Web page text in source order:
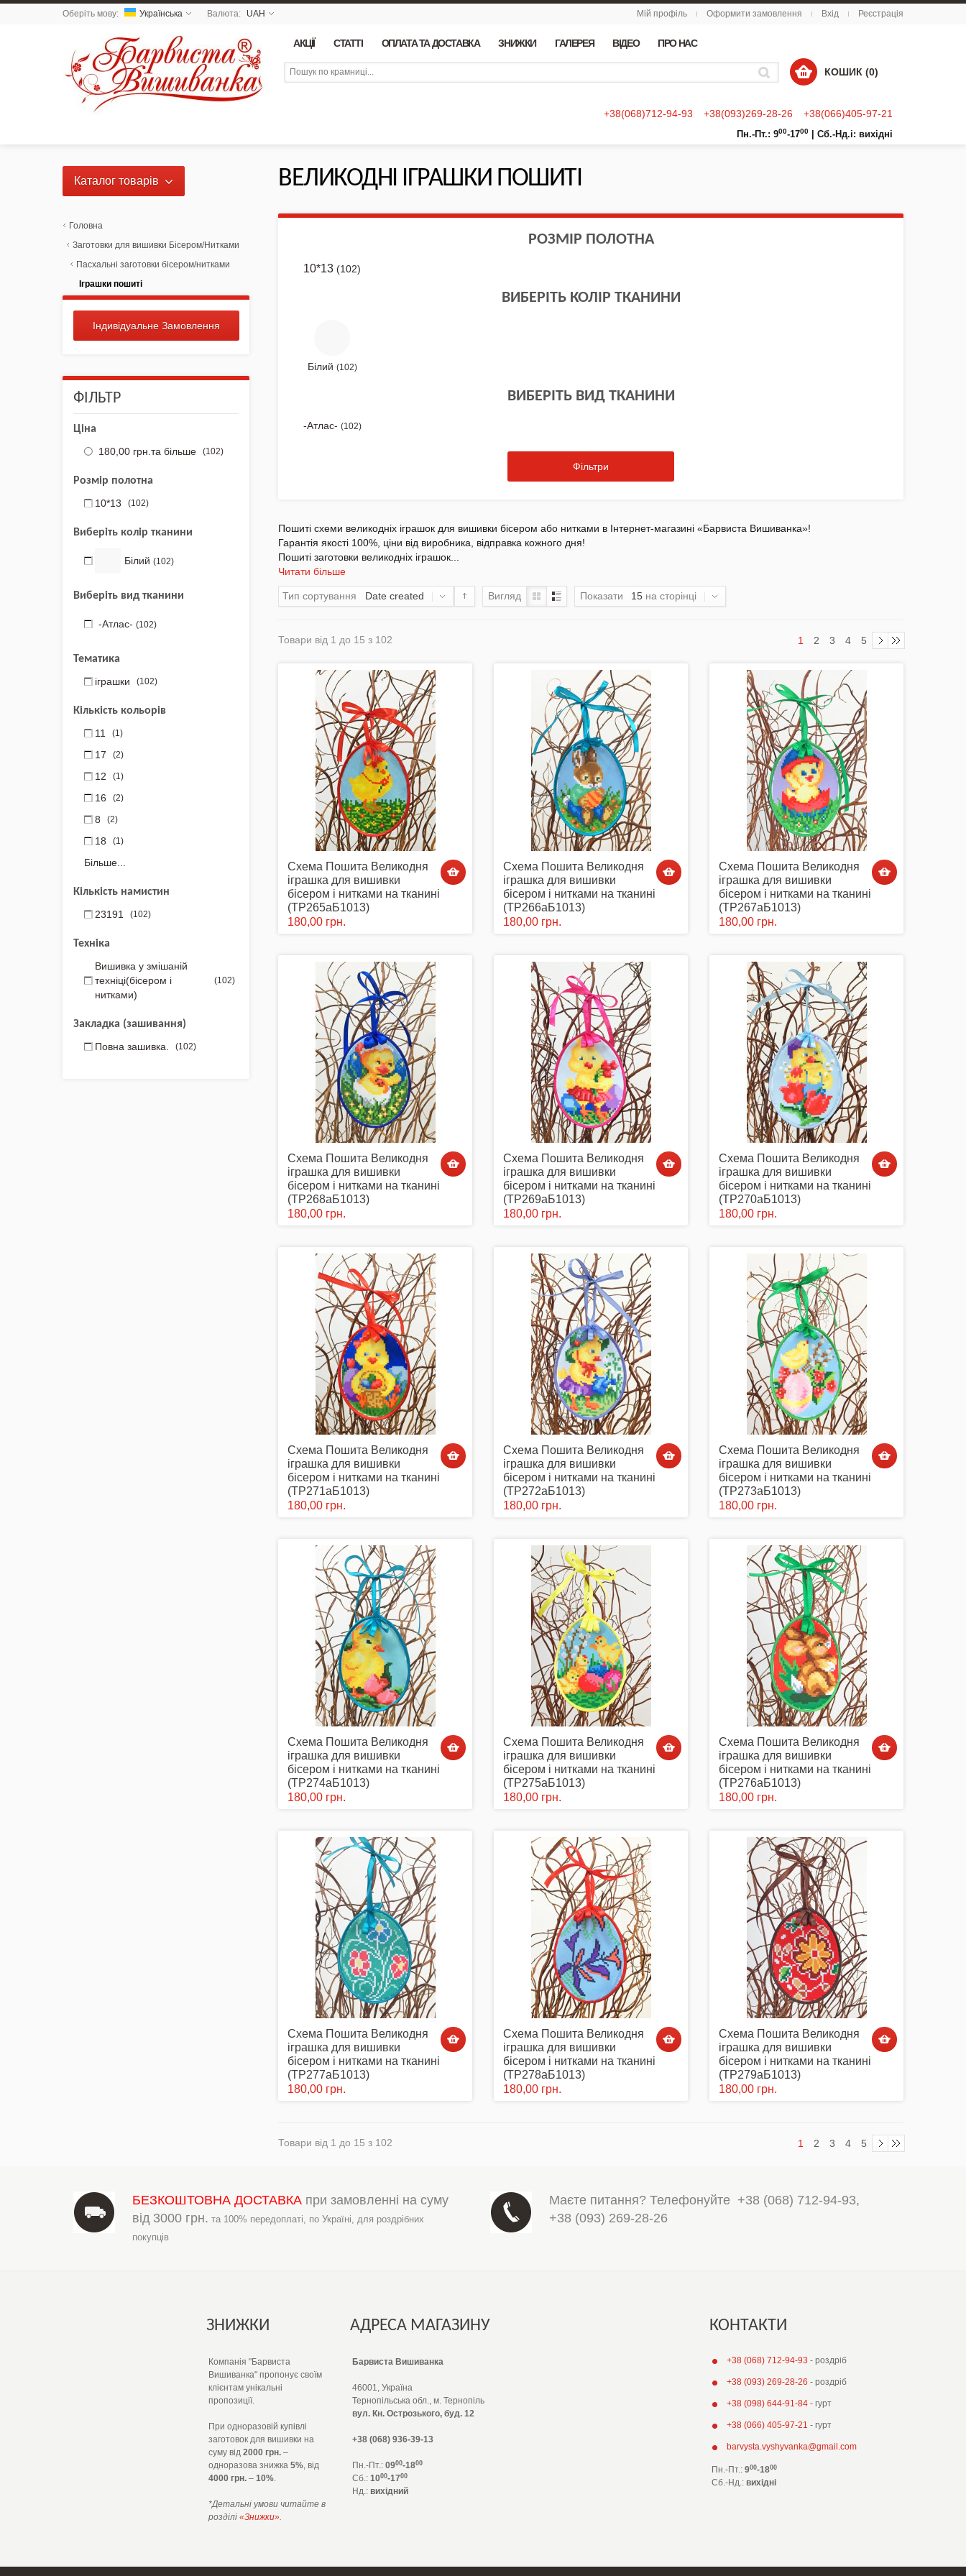
Оберіть мову: Українська Валюта: UAH Мій профіль Оформити замовлення Вхід Реєстрація
АКЦІЇ СТАТТІ ОПЛАТА ТА ДОСТАВКА ЗНИЖКИ ГАЛЕРЕЯ ВІДЕО ПРО НАС
КОШИК (0)
+38(068)712-94-93 +38(093)269-28-26 +38(066)405-97-21
Пн.-Пт.: 900-1700 Сб.-Нд.і: вихідні
ВЕЛИКОДНІ ІГРАШКИ ПОШИТІ
Пошиті схеми великодніх іграшок для вишивки бісером або нитками в Інтернет-магазині «Барвиста Вишиванка»!
Гарантія якості 100%, ціни від виробника, відправка кожного дня!
Пошиті заготовки великодніх іграшок
Читати більше
РОЗМІР ПОЛОТНА
10*13 (102)
ВИБЕРІТЬ КОЛІР ТКАНИНИ
Білий (102)
ВИБЕРІТЬ ВИД ТКАНИНИ
-Атлас- (102)
Фільтри
Тип сортування Date created Вигляд Показати 15 на сторінці
Товари від 1 до 15 з 102 1 2 3 4 5
Схема Пошита Великодня
іграшка для вишивки
бісером і нитками на тканині
(ТР265аБ1013)
180,00 грн.
Схема Пошита Великодня
іграшка для вишивки
бісером і нитками на тканині
(ТР266аБ1013)
180,00 грн.
Схема Пошита Великодня
іграшка для вишивки
бісером і нитками на тканині
(ТР267аБ1013)
180,00 грн.
Схема Пошита Великодня
іграшка для вишивки
бісером і нитками на тканині
(ТР268аБ1013)
180,00 грн.
Схема Пошита Великодня
іграшка для вишивки
бісером і нитками на тканині
(ТР269аБ1013)
180,00 грн.
Схема Пошита Великодня
іграшка для вишивки
бісером і нитками на тканині
(ТР270аБ1013)
180,00 грн.
Схема Пошита Великодня
іграшка для вишивки
бісером і нитками на тканині
(ТР271аБ1013)
180,00 грн.
Схема Пошита Великодня
іграшка для вишивки
бісером і нитками на тканині
(ТР272аБ1013)
180,00 грн.
Схема Пошита Великодня
іграшка для вишивки
бісером і нитками на тканині
(ТР273аБ1013)
180,00 грн.
Схема Пошита Великодня
іграшка для вишивки
бісером і нитками на тканині
(ТР274аБ1013)
180,00 грн.
Схема Пошита Великодня
іграшка для вишивки
бісером і нитками на тканині
(ТР275аБ1013)
180,00 грн.
Схема Пошита Великодня
іграшка для вишивки
бісером і нитками на тканині
(ТР276аБ1013)
180,00 грн.
Схема Пошита Великодня
іграшка для вишивки
бісером і нитками на тканині
(ТР277аБ1013)
180,00 грн.
Схема Пошита Великодня
іграшка для вишивки
бісером і нитками на тканині
(ТР278аБ1013)
180,00 грн.
Схема Пошита Великодня
іграшка для вишивки
бісером і нитками на тканині
(ТР279аБ1013)
180,00 грн.
Товари від 1 до 15 з 102 1 2 3 4 5
Каталог товарів
«Українські Натюрморти» /
NEW DROP 26 - МОТАНКА
NEW - Колекція «Шедеври
української культури» / Схеми
для вишивки
вишиванки"
ЗЕМЛЯ, НЕБО, КРАЇНА /
Акція
Заготовки для вишивки
Комплектуючі
Аксесуари Одягу
Сумки-Шопери
принтом
Вишиті картини, рушники
Подарункові сертифікати
Головна
Заготовки для вишивки Бісером/Нитками
Пасхальні заготовки бісером/нитками
Іграшки пошиті
Індивідуальне Замовлення
ФІЛЬТР
Ціна
180,00 грн. та більше (102)
Розмір полотна
10*13
(102)
Виберіть колір тканини
Білий (102)
Виберіть вид тканини
-Атлас- (102)
Тематика
іграшки
(102)
Кількість кольорів
11
(1)
17 (2)
12 (1)
16 (2)
8 (2)
18 (1)
Більше...
Кількість намистин
23191
(102)
Техніка
Вишивка у змішаній
техніці(бісером і
нитками)
(102)
Закладка (зашивання)
Повна зашивка.
(102)
БЕЗКОШТОВНА ДОСТАВКА при замовленні на суму
від 3000 грн. та 100% передоплаті, по Україні, для роздрібних
покупців
Маєте питання? Телефонуйте +38 (068) 712-94-93,
+38 (093) 269-28-26
ЗНИЖКИ
Компанія "Барвиста
Вишиванка" пропонує своїм
клієнтам унікальні
пропозиції.
При одноразовій купівлі
заготовок для вишивки на
суму від 2000 грн. –
одноразова знижка 5%, від
4000 грн. – 10%.
*Детальні умови читайте в
розділі «Знижки».
АДРЕСА МАГАЗИНУ
Барвиста Вишиванка
46001, Україна
Тернопільська обл., м. Тернопіль
вул. Кн. Острозького, буд. 12
+38 (068) 936-39-13
Пн.-Пт.: 0900-1800
Сб.: 1000-1700
Нд.: вихідний
КОНТАКТИ
+38 (068) 712-94-93 - роздріб
+38 (093) 269-28-26 - роздріб
+38 (098) 644-91-84 - гурт
+38 (066) 405-97-21 - гурт
barvysta.vyshyvanka@gmail.com
Пн.-Пт.: 900-1800
Сб.-Нд.: вихідні